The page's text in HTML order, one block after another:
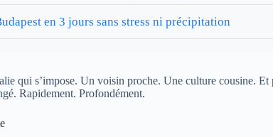
en 3 jours sans stress ni précipitation
qui s’impose. Un voisin proche. Une culture cousine.
Rapidement. Profondément.